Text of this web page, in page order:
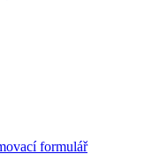
formulář